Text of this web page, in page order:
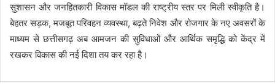
सुशासन और जनहितकारी विकास मॉडल की राष्ट्रीय स्तर पर मिली स्वीकृति है।
बेहतर सड़क, मजबूत परिवहन व्यवस्था, बढ़ते निवेश और रोजगार के नए अवसरों के
माध्यम से छत्तीसगढ़ अब आमजन की सुविधाओं और आर्थिक समृद्धि को केंद्र में
रखकर विकास की नई दिशा तय कर रहा है।